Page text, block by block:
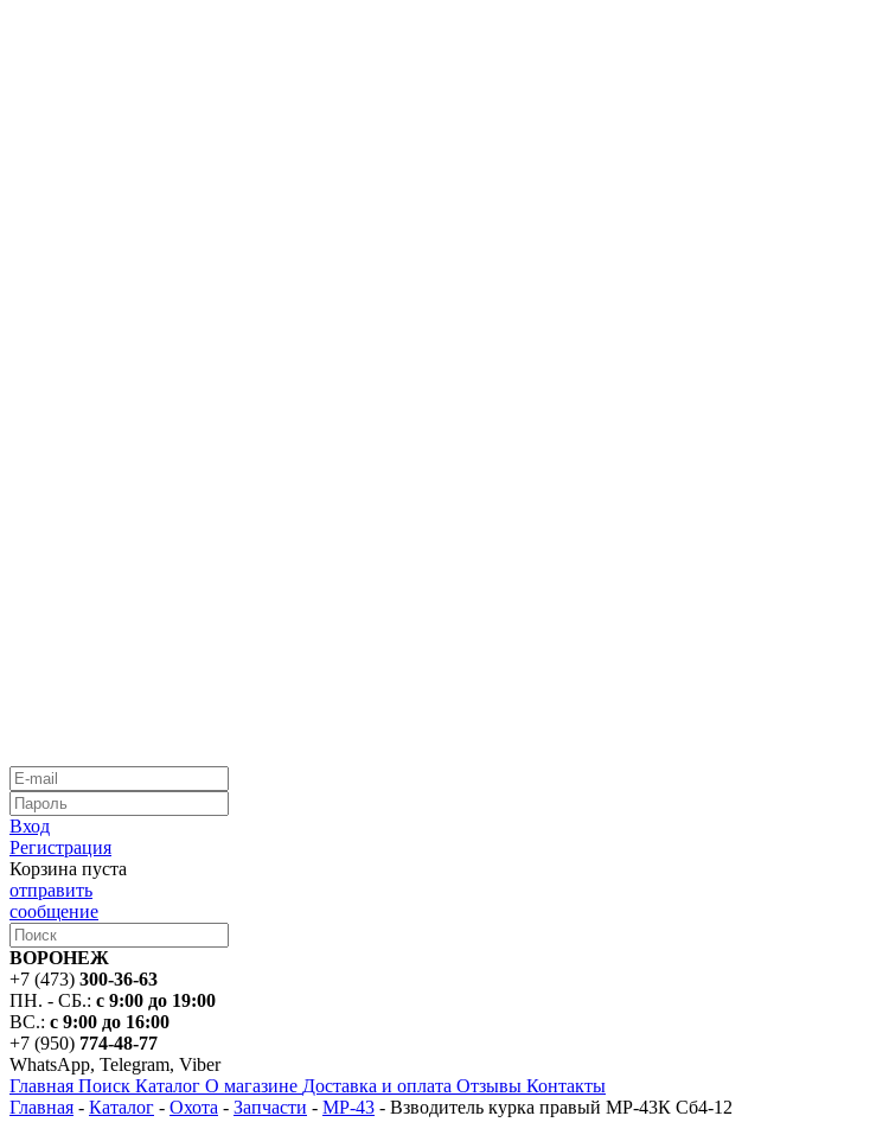
Вход
Регистрация
Корзина пуста
отправить
сообщение
ВОРОНЕЖ
+7 (473) 300-36-63
ПН. - СБ.: с 9:00 до 19:00
ВС.: с 9:00 до 16:00
+7 (950) 774-48-77
WhatsApp, Telegram, Viber
Главная Поиск Каталог О магазине Доставка и оплата Отзывы Контакты
Главная - Каталог - Охота - Запчасти - МР-43 - Взводитель курка правый МР-43К Сб4-12